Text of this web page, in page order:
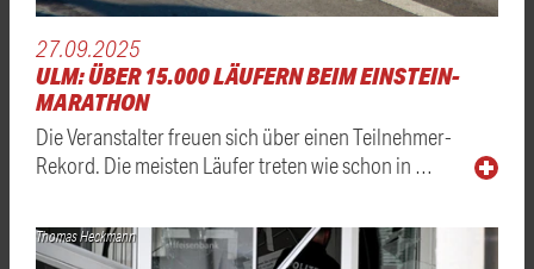
27.09.2025
ULM: ÜBER 15.000 LÄUFERN BEIM EINSTEIN-
MARATHON
Die Veranstalter freuen sich über einen Teilnehmer-
Rekord. Die meisten Läufer treten wie schon in …
Thomas Heckmann